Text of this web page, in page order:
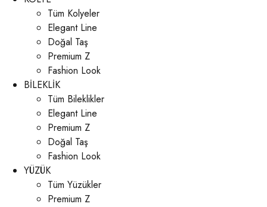
Tüm Kolyeler
Elegant Line
Doğal Taş
Premium Z
Fashion Look
BİLEKLİK
Tüm Bileklikler
Elegant Line
Premium Z
Doğal Taş
Fashion Look
YÜZÜK
Tüm Yüzükler
Premium Z